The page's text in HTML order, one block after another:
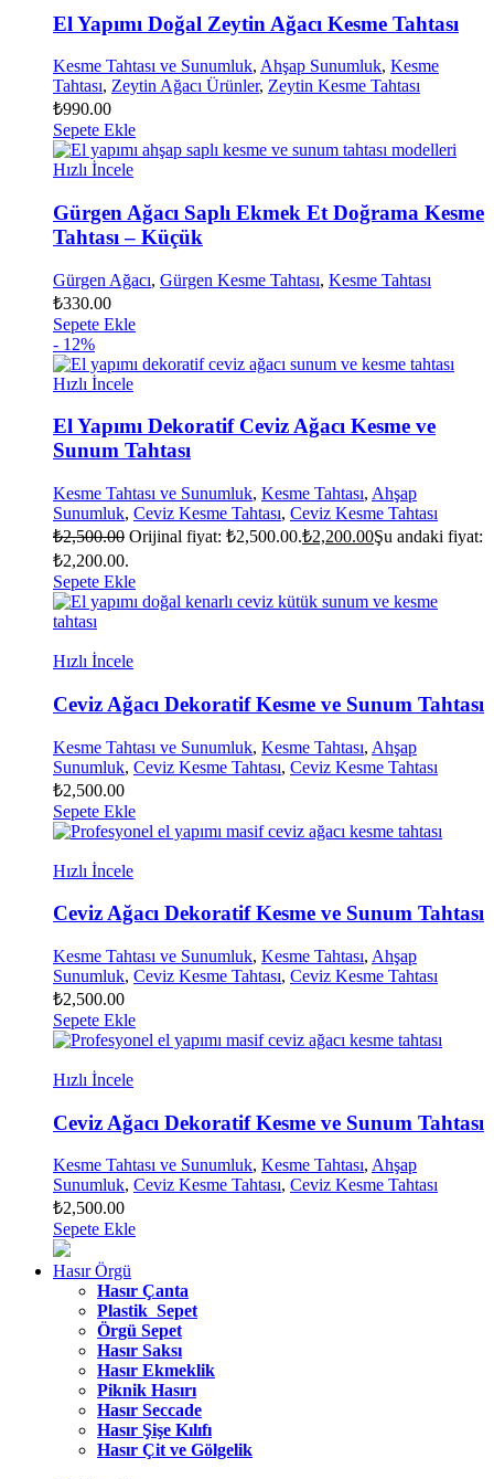
El Yapımı Doğal Zeytin Ağacı Kesme Tahtası
Kesme Tahtası ve Sunumluk, Ahşap Sunumluk, Kesme
Tahtası, Zeytin Ağacı Ürünler, Zeytin Kesme Tahtası
₺990.00
Sepete Ekle
Hızlı İncele
Gürgen Ağacı Saplı Ekmek Et Doğrama Kesme
Tahtası – Küçük
Gürgen Ağacı, Gürgen Kesme Tahtası, Kesme Tahtası
₺330.00
Sepete Ekle
- 12%
Hızlı İncele
El Yapımı Dekoratif Ceviz Ağacı Kesme ve
Sunum Tahtası
Kesme Tahtası ve Sunumluk, Kesme Tahtası, Ahşap
Sunumluk, Ceviz Kesme Tahtası, Ceviz Kesme Tahtası
₺2,500.00 Orijinal fiyat: ₺2,500.00.₺2,200.00Şu andaki fiyat:
₺2,200.00.
Sepete Ekle
Hızlı İncele
Ceviz Ağacı Dekoratif Kesme ve Sunum Tahtası
Kesme Tahtası ve Sunumluk, Kesme Tahtası, Ahşap
Sunumluk, Ceviz Kesme Tahtası, Ceviz Kesme Tahtası
₺2,500.00
Sepete Ekle
Hızlı İncele
Ceviz Ağacı Dekoratif Kesme ve Sunum Tahtası
Kesme Tahtası ve Sunumluk, Kesme Tahtası, Ahşap
Sunumluk, Ceviz Kesme Tahtası, Ceviz Kesme Tahtası
₺2,500.00
Sepete Ekle
Hızlı İncele
Ceviz Ağacı Dekoratif Kesme ve Sunum Tahtası
Kesme Tahtası ve Sunumluk, Kesme Tahtası, Ahşap
Sunumluk, Ceviz Kesme Tahtası, Ceviz Kesme Tahtası
₺2,500.00
Sepete Ekle
Hasır Örgü
Hasır Çanta
Plastik Sepet
Örgü Sepet
Hasır Saksı
Hasır Ekmeklik
Piknik Hasırı
Hasır Seccade
Hasır Şişe Kılıfı
Hasır Çit ve Gölgelik